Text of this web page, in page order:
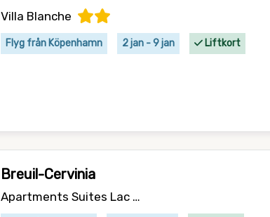
Villa Blanche
Flyg från Köpenhamn 2 jan - 9 jan Liftkort
Breuil-Cervinia
Apartments Suites Lac Bleu